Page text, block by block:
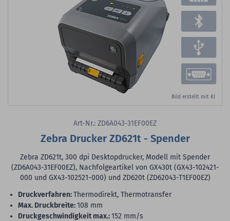
Bild erstellt mit KI
Art-Nr.: ZD6A043-31EF00EZ
Zebra Drucker ZD621t - Spender
Zebra ZD621t, 300 dpi Desktopdrucker, Modell mit Spender
(ZD6A043-31EF00EZ), Nachfolgeartikel von GX430t (GX43-102421-
000 und GX43-102521-000) und ZD620t (ZD62043-T1EF00EZ)
Druckverfahren:Thermodirekt, Thermotransfer
max. Druckbreite:108 mm
Druckgeschwindigkeit max.:152 mm/s